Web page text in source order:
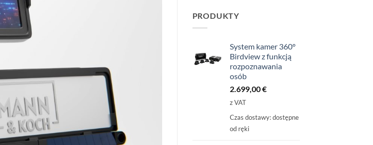
PRODUKTY
System kamer 360°
Birdview z funkcją
rozpoznawania
osób
2.699,00€
z VAT
Czas dostawy:dostępne
od ręki